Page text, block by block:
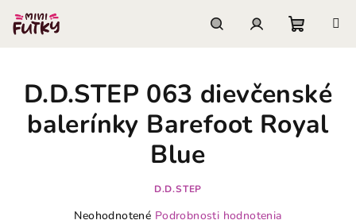
obsah
košík
D.D.STEP 063 dievčenské
balerínky Barefoot Royal
Blue
D.D.STEP
Priemerné
Neohodnotené Podrobnosti hodnotenia